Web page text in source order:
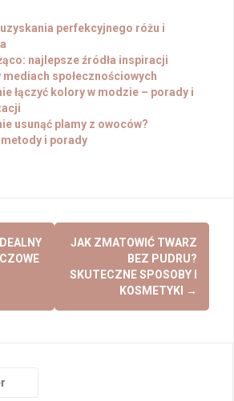
perfekcyjnego różu i
najlepsze źródła inspiracji
mediach społecznościowych
łączyć kolory w modzie – porady i
usunąć plamy z owoców?
i porady
JAK ZMATOWIĆ TWARZ
BEZ PUDRU?
SKUTECZNE SPOSOBY I
KOSMETYKI
→